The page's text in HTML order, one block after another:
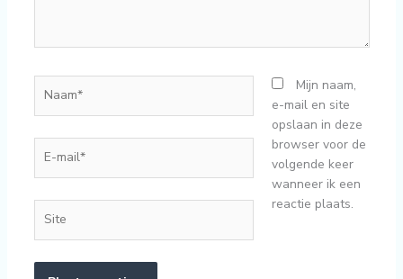
mail*
Mijn naam,
e-mail en site
opslaan in deze
browser voor de
volgende keer
wanneer ik een
reactie plaats.